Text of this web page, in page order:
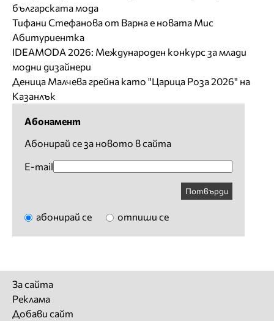
българската мода
Тифани Стефанова от Варна е новата Мис
Абитуриентка
IDEAMODA 2026: Международен конкурс за млади
модни дизайнери
Деница Малчева грейна като "Царица Роза 2026" на
Казанлък
Абонамент
Абонирай се за новото в сайта
E-mail
Потвърди
абонирай се отпиши се
За сайта
Реклама
Добави сайт